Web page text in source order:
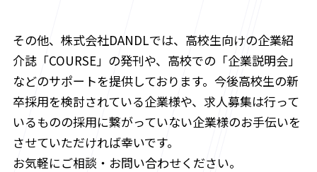
その他、株式会社DANDLでは、高校生向けの企業紹
介誌「COURSE」の発刊や、高校での「企業説明会」
などのサポートを提供しております。今後高校生の新
卒採用を検討されている企業様や、求人募集は行って
いるものの採用に繋がっていない企業様のお手伝いを
させていただければ幸いです。
お気軽にご相談・お問い合わせください。